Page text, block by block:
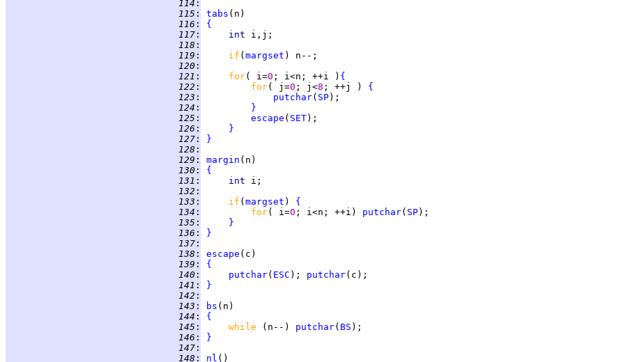
114 :
115 : tabs
116 :
{
117 : int
118 :
119 : if ( margset
120 :
121 : for( i=0 ; i<n; ++i ) {
122 : for( j=0 ; j<8 ; ++j ) {
123 : putchar( SP
124 :
}
125 : escape ( SET
126 :
}
127 :
}
128 :
129 : margin
130 :
{
131 : int
132 :
133 : if ( margset ) {
134 : for( i=0 ; i<n; ++i) putchar( SP
135 :
}
136 :
}
137 :
138 : escape
139 :
{
140 : putchar( ESC ); putchar
141 :
}
142 :
143 : bs
144 :
{
145 : while (n--) putchar( BS
146 :
}
147 :
148 : nl